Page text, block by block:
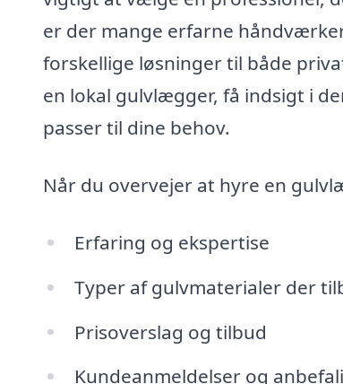
er der mange erfarne
forskellige løsninger til både
en lokal gulvlægger, få indsigt i
passer til dine behov.
Når du overvejer at hyre en
Erfaring og ekspertise
Typer af gulvmaterialer der
Prisoverslag og tilbud
Kundeanmeldelser og